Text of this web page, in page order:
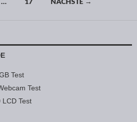
Test
Test
Test